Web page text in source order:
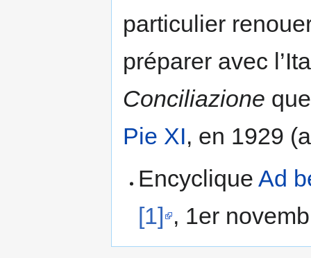
particulier
préparer avec
Conciliazione
Pie XI, en 1929
EncycliqueAd
[1] , 1er